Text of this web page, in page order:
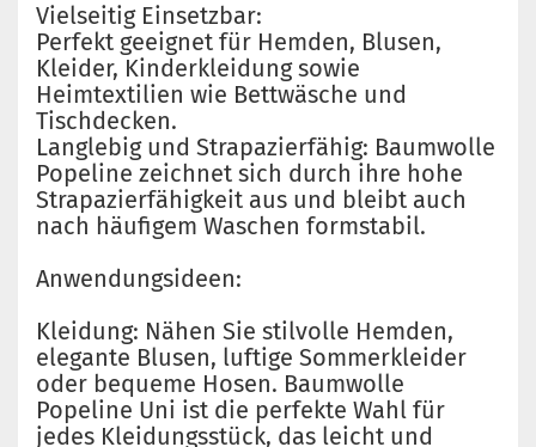
Vielseitig Einsetzbar:
Perfekt geeignet für Hemden, Blusen,
Kleider, Kinderkleidung sowie
Heimtextilien wie Bettwäsche und
Tischdecken.
Langlebig und Strapazierfähig: Baumwolle
Popeline zeichnet sich durch ihre hohe
Strapazierfähigkeit aus und bleibt auch
nach häufigem Waschen formstabil.
Anwendungsideen:
Kleidung: Nähen Sie stilvolle Hemden,
elegante Blusen, luftige Sommerkleider
oder bequeme Hosen. Baumwolle
Popeline Uni ist die perfekte Wahl für
jedes Kleidungsstück, das leicht und